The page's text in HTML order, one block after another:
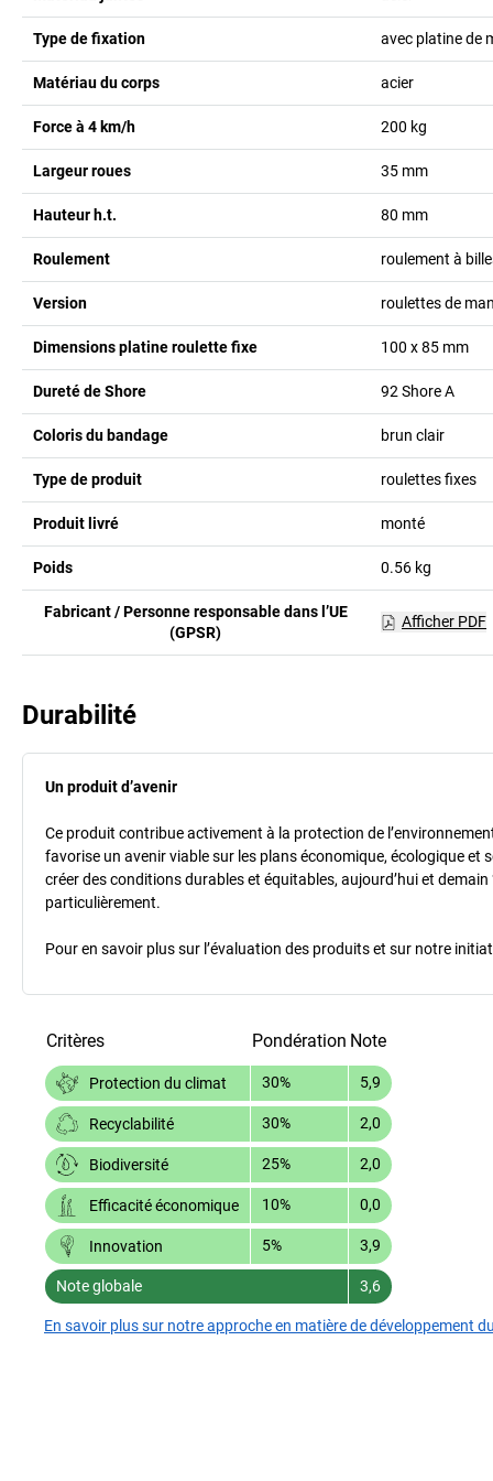
Type de fixation avec platine de
Matériau du corps acier
Force à 4 km/h 200 kg
Largeur roues 35 mm
Hauteur h.t. 80 mm
Roulement roulement à
Version roulettes de
Dimensions platine roulette fixe 100 x 85 mm
Dureté de Shore 92 Shore A
Coloris du bandage brun clair
Type de produit roulettes fixes
Produit livré monté
Poids 0.56 kg
Fabricant / Personne responsable dans l’UE
(GPSR)
Afficher PDF
Durabilité
Un produit d’avenir
Ce produit contribue activement à la protection de
favorise un avenir viable sur les plans économique, écologique
créer des conditions durables et équitables, aujourd’hui et
particulièrement.
Pour en savoir plus sur l’évaluation des produits et sur notre
Critères Pondération Note
Protection du climat 30% 5,9
Recyclabilité 30% 2,0
Biodiversité 25% 2,0
Efficacité économique 10% 0,0
Innovation 5% 3,9
Note globale 3,6
En savoir plus sur notre approche en matière de développement